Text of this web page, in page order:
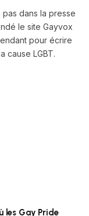
dans la presse
le site Gayvox
pour écrire
cause LGBT.
les Gay Pride